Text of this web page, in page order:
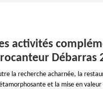
activités
Débarras
la recherche acharnée, la
et la mise en